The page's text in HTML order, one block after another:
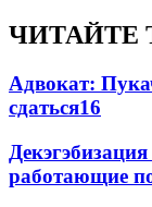
ЧИТАЙТЕ
Адвокат:
сдаться16
работающие